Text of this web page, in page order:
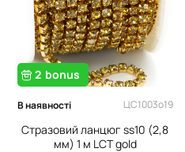
2 bonus
В наявності ЦС1003о19
Стразовий ланцюг ss10 (2,8
мм) 1 м LCT gold